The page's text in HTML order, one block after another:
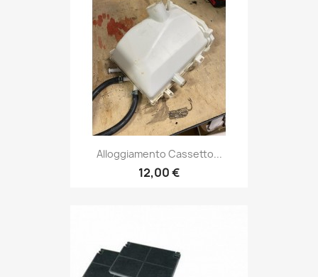
Alloggiamento Cassetto...
12,00 €